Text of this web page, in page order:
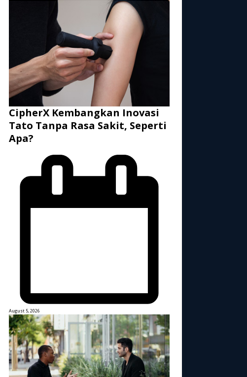
CipherX Kembangkan Inovasi
Tato Tanpa Rasa Sakit, Seperti
Apa?
August 5, 2026